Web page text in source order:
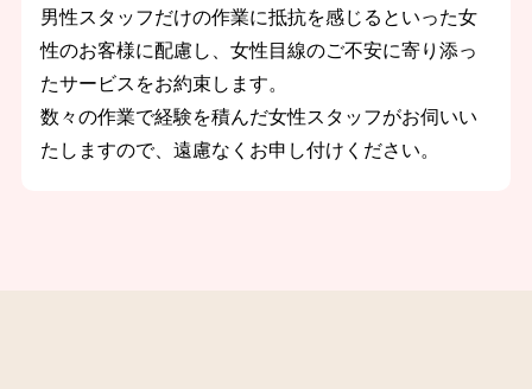
男性スタッフだけの作業に抵抗を感じるといった女
性のお客様に配慮し、女性目線のご不安に寄り添っ
たサービスをお約束します。
数々の作業で経験を積んだ女性スタッフがお伺いい
たしますので、遠慮なくお申し付けください。